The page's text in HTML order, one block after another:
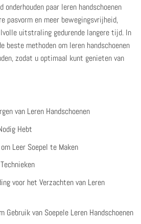
onderhouden paar leren handschoenen
pasvorm en meer bewegingsvrijheid,
uitstraling gedurende langere tijd. In
beste methoden om leren handschoenen
zodat u optimaal kunt genieten van
van Leren Handschoenen
Hebt
Leer Soepel te Maken
voor het Verzachten van Leren
Gebruik van Soepele Leren Handschoenen